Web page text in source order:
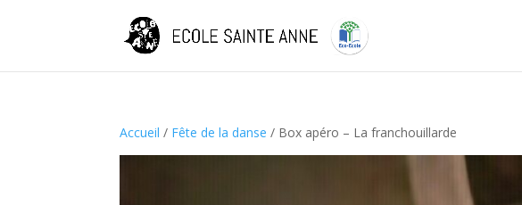
Accueil / Fête de la danse / Box apéro – La franchouillarde